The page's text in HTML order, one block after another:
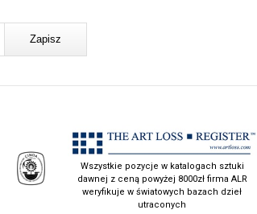
Wszystkie pozycje w katalogach sztuki
dawnej z ceną powyżej 8000zł firma ALR
weryfikuje w światowych bazach dzieł
utraconych